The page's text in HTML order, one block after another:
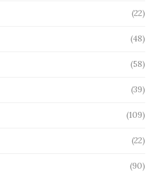
(22)
(48)
(58)
(39)
(109)
(22)
(90)